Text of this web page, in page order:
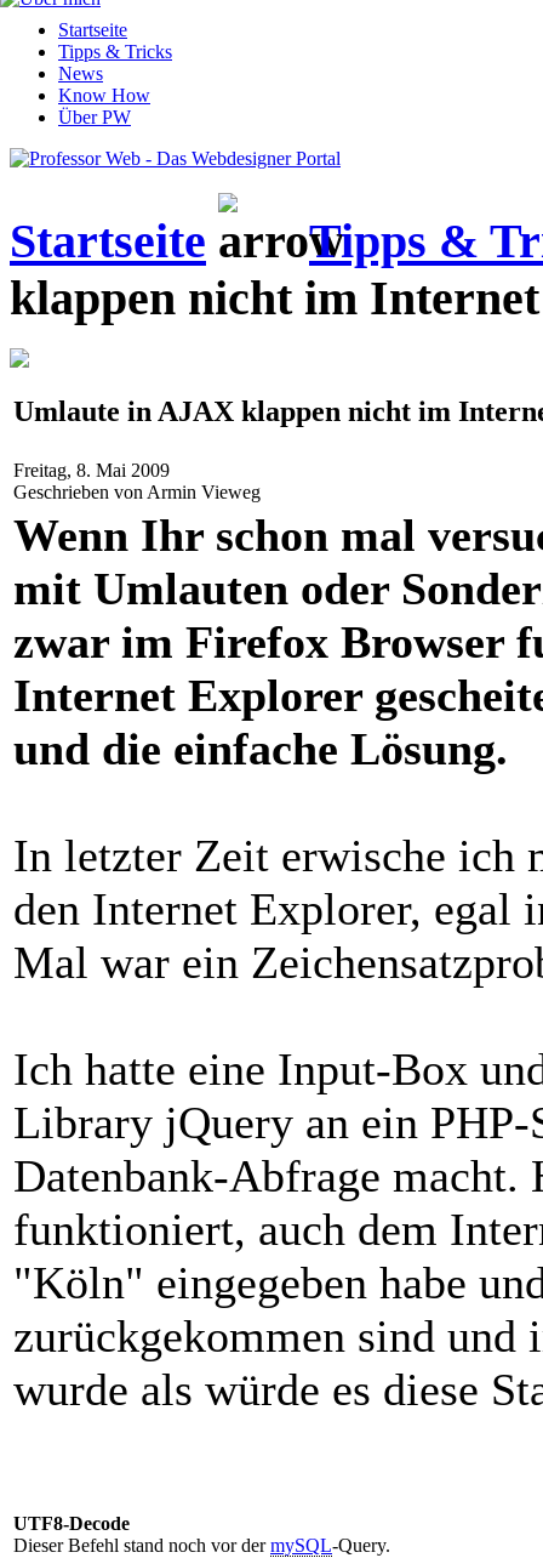
Startseite
Tipps & Tricks
News
Know How
Über PW
Startseite
Tipps &
klappen nicht im
Umlaute in AJAX klappen nicht im
Freitag, 8. Mai 2009
Geschrieben von Armin Vieweg
Wenn Ihr schon mal
mit Umlauten oder
zwar im Firefox Browser
Internet Explorer
und die einfache Lösung.
In letzter Zeit erwische ich
den Internet Explorer, egal
Mal war ein
Ich hatte eine Input-Box
Library jQuery an ein PHP-
Datenbank-Abfrage macht.
funktioniert, auch dem
"Köln" eingegeben habe
zurückgekommen sind und
wurde als würde es diese
UTF8-Decode
Dieser Befehl stand noch vor dermySQL-Query.